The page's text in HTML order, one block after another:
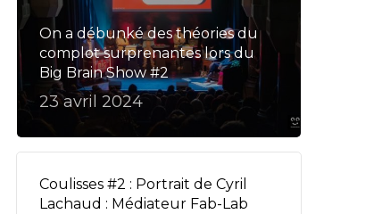
On a débunké des théories du
complot surprenantes lors du
Big Brain Show #2
23 avril 2024
Coulisses #2 : Portrait de Cyril
Lachaud : Médiateur Fab-Lab